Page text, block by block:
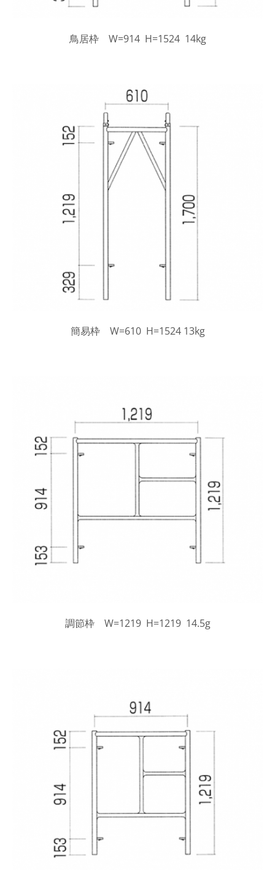
鳥居枠 W=914 H=1524 14kg
簡易枠 W=610 H=1524 13kg
調節枠 W=1219 H=1219 14.5g